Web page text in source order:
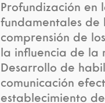
Profundización en
fundamentales de
comprensión de
la influencia de la
Desarrollo de
comunicación
establecimiento